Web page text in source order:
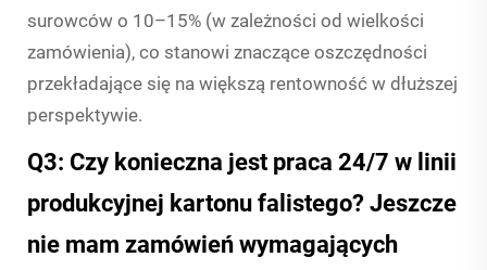
surowców o 10–15% (w zależności od wielkości
zamówienia), co stanowi znaczące oszczędności
przekładające się na większą rentowność w dłuższej
perspektywie.
Q3: Czy konieczna jest praca 24/7 w linii
produkcyjnej kartonu falistego? Jeszcze
nie mam zamówień wymagających